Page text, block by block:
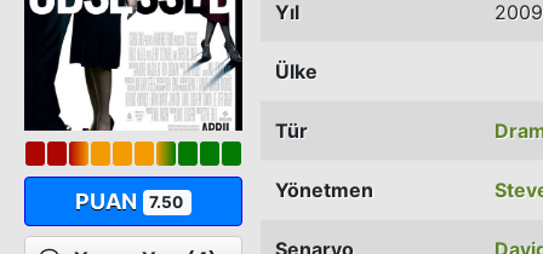
PUAN 7.50
Yıl 2009
Ülke
Tür
Yönetmen
Senaryo